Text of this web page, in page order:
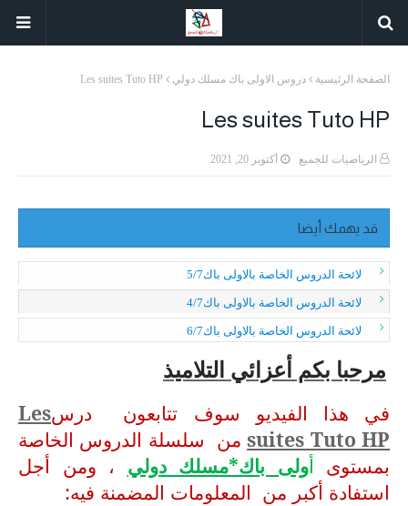
الصفحة الرئيسية دروس الاولى باك مسلك دولي Les suites Tuto HP
Les suites Tuto HP
الرياضيات للجميع أكتوبر 20, 2021
قد يهمك أيضا
لائحة الدروس الخاصة بالاولى باك5/7
لائحة الدروس الخاصة بالاولى باك4/7
لائحة الدروس الخاصة بالاولى باك6/7
مرحبا بكم أعزائي التلاميذ
في هذا الفيديو سوف تتابعون درسLes
suites Tuto HPمن سلسلة الدروس الخاصة
بمستوى أولى باك*مسلك دولي ، ومن أجل
استفادة أكبر من المعلومات المضمنة فيه: